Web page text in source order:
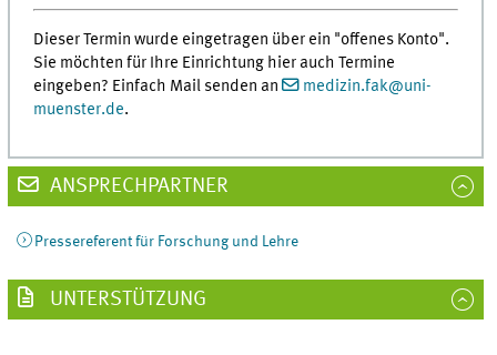
Dieser Termin wurde eingetragen über ein "offenes Konto".
Sie möchten für Ihre Einrichtung hier auch Termine
eingeben? Einfach Mail senden an
medizin.fak@uni-
muenster.de.
ANSPRECHPARTNER
Pressereferent für Forschung und Lehre
UNTERSTÜTZUNG